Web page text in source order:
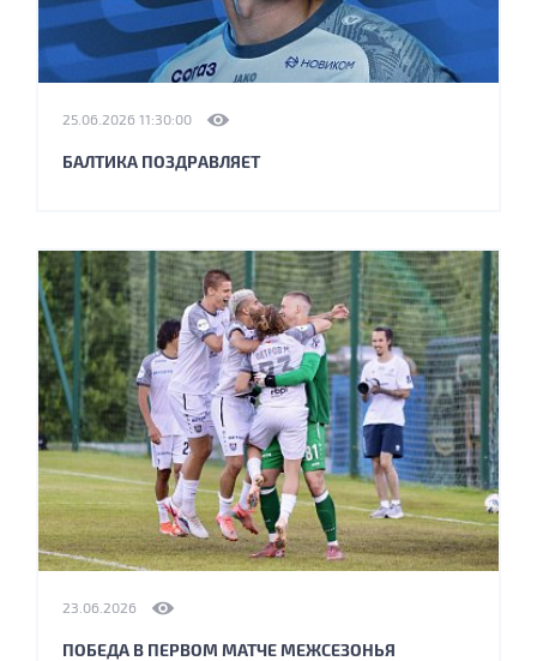
25.06.2026 11:30:00
БАЛТИКА ПОЗДРАВЛЯЕТ
23.06.2026
ПОБЕДА В ПЕРВОМ МАТЧЕ МЕЖСЕЗОНЬЯ